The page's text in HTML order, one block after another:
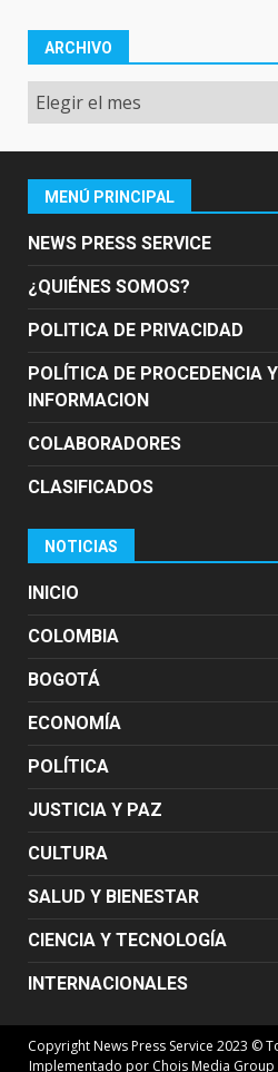
ARCHIVO
Archivo
MENÚ PRINCIPAL
NEWS PRESS SERVICE
¿QUIÉNES SOMOS?
POLITICA DE PRIVACIDAD
POLÍTICA DE PROCEDENCIA
INFORMACION
COLABORADORES
CLASIFICADOS
NOTICIAS
INICIO
COLOMBIA
BOGOTÁ
ECONOMÍA
POLÍTICA
JUSTICIA Y PAZ
CULTURA
SALUD Y BIENESTAR
CIENCIA Y TECNOLOGÍA
INTERNACIONALES
Copyright News Press Service 2023 ©
Implementado por Chois Media Group